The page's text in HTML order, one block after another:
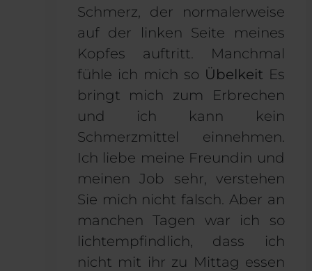
Schmerz, der normalerweise
auf der linken Seite meines
Kopfes auftritt. Manchmal
fühle ich mich so Übelkeit Es
bringt mich zum Erbrechen
und ich kann kein
Schmerzmittel einnehmen.
Ich liebe meine Freundin und
meinen Job sehr, verstehen
Sie mich nicht falsch. Aber an
manchen Tagen war ich so
lichtempfindlich, dass ich
nicht mit ihr zu Mittag essen